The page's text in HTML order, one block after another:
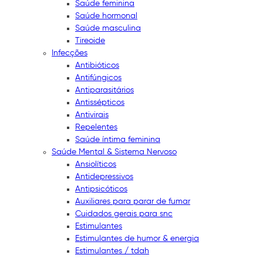
Saúde feminina
Saúde hormonal
Saúde masculina
Tireoide
Infecções
Antibióticos
Antifúngicos
Antiparasitários
Antissépticos
Antivirais
Repelentes
Saúde íntima feminina
Saúde Mental & Sistema Nervoso
Ansiolíticos
Antidepressivos
Antipsicóticos
Auxiliares para parar de fumar
Cuidados gerais para snc
Estimulantes
Estimulantes de humor & energia
Estimulantes / tdah